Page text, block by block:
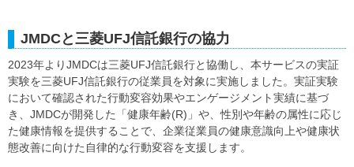
JMDCと三菱UFJ信託銀行の協力
2023年よりJMDCは三菱UFJ信託銀行と協働し、本サービスの実証
実験を三菱UFJ信託銀行の従業員を対象に実施しました。実証実験
において確認された行動変容効果やエンゲージメント実績に基づ
き、JMDCが開発した「健康年齢(R)」や、性別や年齢の属性に応じ
た健康情報を提供することで、企業従業員の健康意識向上や健康状
態改善に向けた自律的な行動変容を支援します。